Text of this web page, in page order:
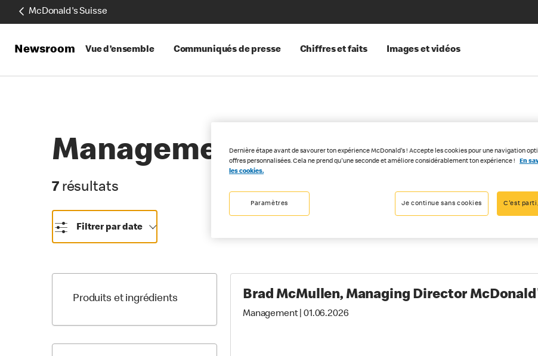
McDonald's Suisse
Newsroom Vue d’ensemble Communiqués de presse Chiffres et faits Images et vidéos
Management
7 résultats7 résultats
Filtrer par date
Produits et ingrédients Brad McMullen, Managing Director
Management|01.06.2026
Dernière étape avant de savourer ton expérience McDonald's ! Accepte les cookies pour une navigation
offres personnalisées. Cela ne prend qu'une seconde et améliore considérablement ton expérience !
En
les cookies.
Paramètres Je continue sans cookies C'est